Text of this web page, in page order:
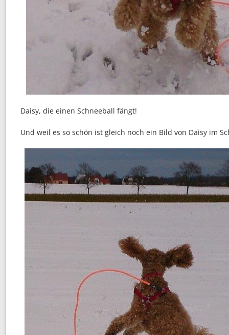
Daisy, die einen Schneeball fängt!
Und weil es so schön ist gleich noch ein Bild von Daisy im